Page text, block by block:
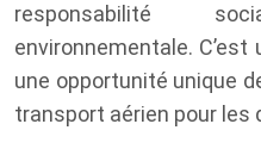
responsabilité
environnementale.
une opportunité unique
transport aérien pour les